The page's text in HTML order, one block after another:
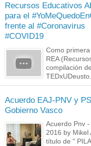
Recursos Educativos
para el
frente al #Coronavirus
#COVID19
Como
REA
compilación
Acuerdo EAJ-PNV y
Gobierno Vasco
Acuerdo Pnv
2016 by
título de "